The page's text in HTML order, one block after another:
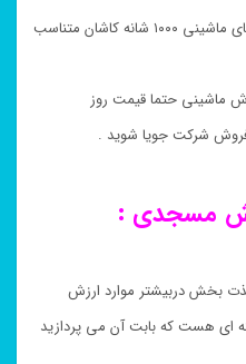
لازم به توضیح است که قیمت فرش های ماشینی ۱۰۰۰ شانه کاشان متناسب
ماشینی حتما قیمت روز
شرکت جویا شوید .
مسجدی :
بخش دربیشتر موارد ارزش
ای هست که بابت آن می پردازید